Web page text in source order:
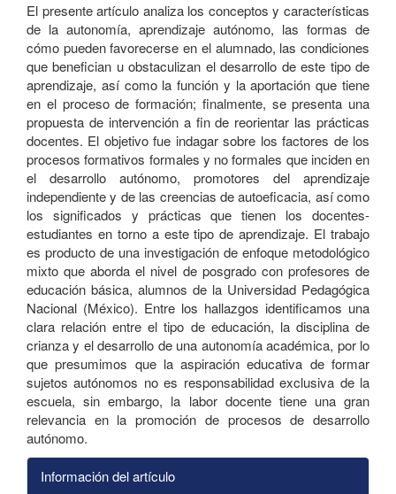
El presente artículo analiza los conceptos y características
de la autonomía, aprendizaje autónomo, las formas de
cómo pueden favorecerse en el alumnado, las condiciones
que benefician u obstaculizan el desarrollo de este tipo de
aprendizaje, así como la función y la aportación que tiene
en el proceso de formación; finalmente, se presenta una
propuesta de intervención a fin de reorientar las prácticas
docentes. El objetivo fue indagar sobre los factores de los
procesos formativos formales y no formales que inciden en
el desarrollo autónomo, promotores del aprendizaje
independiente y de las creencias de autoeficacia, así como
los significados y prácticas que tienen los docentes-
estudiantes en torno a este tipo de aprendizaje. El trabajo
es producto de una investigación de enfoque metodológico
mixto que aborda el nivel de posgrado con profesores de
educación básica, alumnos de la Universidad Pedagógica
Nacional (México). Entre los hallazgos identificamos una
clara relación entre el tipo de educación, la disciplina de
crianza y el desarrollo de una autonomía académica, por lo
que presumimos que la aspiración educativa de formar
sujetos autónomos no es responsabilidad exclusiva de la
escuela, sin embargo, la labor docente tiene una gran
relevancia en la promoción de procesos de desarrollo
autónomo.
Información del artículo